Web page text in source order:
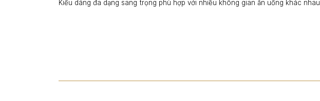
Kiểu dáng đa dạng sang trọng phù hợp với nhiều không gian ăn uống khác